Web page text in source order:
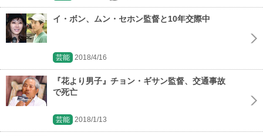
イ・ボン、ムン・セホン監督と10年交際中
芸能 2018/4/16
『花より男子』チョン・ギサン監督、交通事故
で死亡
芸能 2018/1/13